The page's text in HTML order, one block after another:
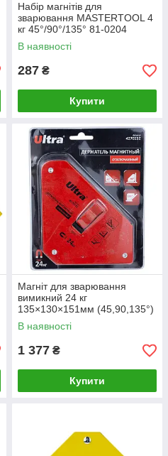
Набір магнітів для
зварювання MASTERTOOL 4
кг 45°/90°/135° 81-0204
В наявності
287 ₴
Купити
Магніт для зварювання
вимикний 24 кг
135×130×151мм (45,90,135°)
ULTRA (4270132)
В наявності
1 377 ₴
Купити